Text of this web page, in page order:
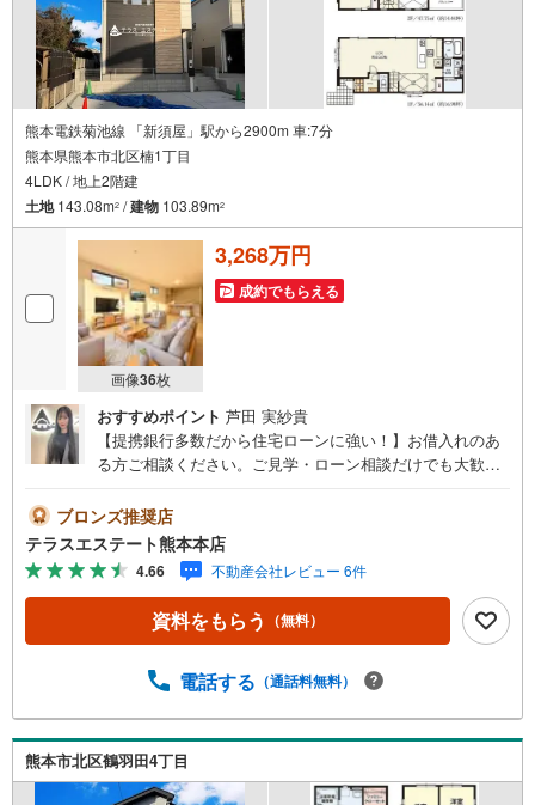
熊本電鉄菊池線 「新須屋」駅から2900m 車:7分
熊本県熊本市北区楠1丁目
4LDK / 地上2階建
土地143.08m2 /建物 103.89m2
画像36枚
3,268万円
成約でもらえる
おすすめポイント 芦田 実紗貴
【提携銀行多数だから住宅ローンに強い！】お借入れのあ
る方ご相談ください。ご見学・ローン相談だけでも大歓
ポートします。【オススメポイント。】■楡木小・楠中エリ
ア■楡木小まで徒歩約5分。■LDKは広々23帖。■WIC完備で
収納豊富。【施工会社の魅力。】多様化するニーズやライ
フスタイル、エリアの特性に合った、オリジナリティとク
オリティを追求した住まいづくりを実現しています。 機
能と美しさを融合させたデザイン住宅をはじめ、高品質・
サービスやブランド展開を行っています。
ブロンズ推奨店
テラスエステート熊本本店
4.66 不動産会社レビュー 6件
資料をもらう （無料）
電話する （通話料無料）
熊本市北区鶴羽田4丁目